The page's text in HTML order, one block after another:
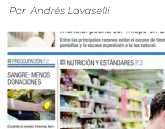
Por Andrés Lavaselli